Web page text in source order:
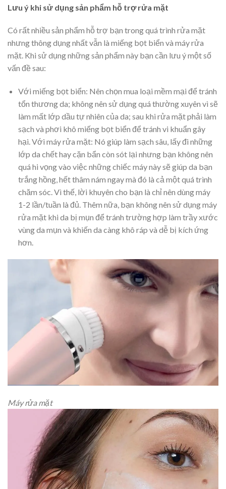
Lưu ý khi sử dụng sản phẩm hỗ trợ rửa mặt
Có rất nhiều sản phẩm hỗ trợ bạn trong quá trình rửa mặt
nhưng thông dụng nhất vẫn là miếng bọt biển và máy rửa
mặt. Khi sử dụng những sản phẩm này bạn cần lưu ý một số
vấn đề sau:
Với miếng bọt biển: Nên chọn mua loại mềm mại để tránh
tổn thương da; không nên sử dụng quá thường xuyên vì sẽ
làm mất lớp dầu tự nhiên của da; sau khi rửa mặt phải làm
sạch và phơi khô miếng bọt biển để tránh vi khuẩn gây
hại. Với máy rửa mặt: Nó giúp làm sạch sâu, lấy đi những
lớp da chết hay cặn bẩn còn sót lại nhưng bạn không nên
quá hi vọng vào việc những chiếc máy này sẽ giúp da bạn
trắng hồng, hết thâm nám ngay mà đó là cả một quá trình
chăm sóc. Vì thế, lời khuyên cho bạn là chỉ nên dùng máy
1-2 lần/tuần là đủ. Thêm nữa, bạn không nên sử dụng máy
rửa mặt khi da bị mụn để tránh trường hợp làm trầy xước
vùng da mụn và khiến da càng khô ráp và dễ bị kích ứng
hơn.
Máy rửa mặt